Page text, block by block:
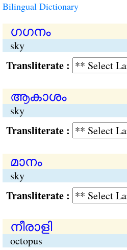
Bilingual Dictionary
ഗഗനം
sky
:
ആകാശം
sky
:
മാനം
sky
:
നീരാളി
octopus